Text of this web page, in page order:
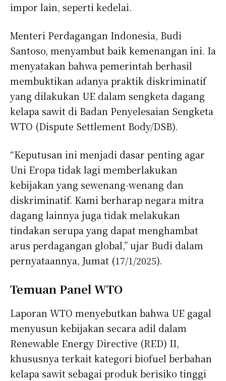
impor lain, seperti kedelai.
Menteri Perdagangan Indonesia, Budi
Santoso, menyambut baik kemenangan ini. Ia
menyatakan bahwa pemerintah berhasil
membuktikan adanya praktik diskriminatif
yang dilakukan UE dalam sengketa dagang
kelapa sawit di Badan Penyelesaian Sengketa
WTO (Dispute Settlement Body/DSB).
“Keputusan ini menjadi dasar penting agar
Uni Eropa tidak lagi memberlakukan
kebijakan yang sewenang-wenang dan
diskriminatif. Kami berharap negara mitra
dagang lainnya juga tidak melakukan
tindakan serupa yang dapat menghambat
arus perdagangan global,” ujar Budi dalam
pernyataannya, Jumat (17/1/2025).
Temuan Panel WTO
Laporan WTO menyebutkan bahwa UE gagal
menyusun kebijakan secara adil dalam
Renewable Energy Directive (RED) II,
khususnya terkait kategori biofuel berbahan
kelapa sawit sebagai produk berisiko tinggi